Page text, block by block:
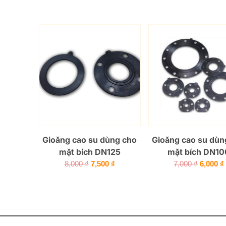
17,000 ₫.là:
25,000
Gioăng cao su dùng cho
mặt bích DN125
8,000₫ Giá
7,500 ₫Giá
Gioăng cao su
mặt bích
7,000₫ Giá
6,000 ₫